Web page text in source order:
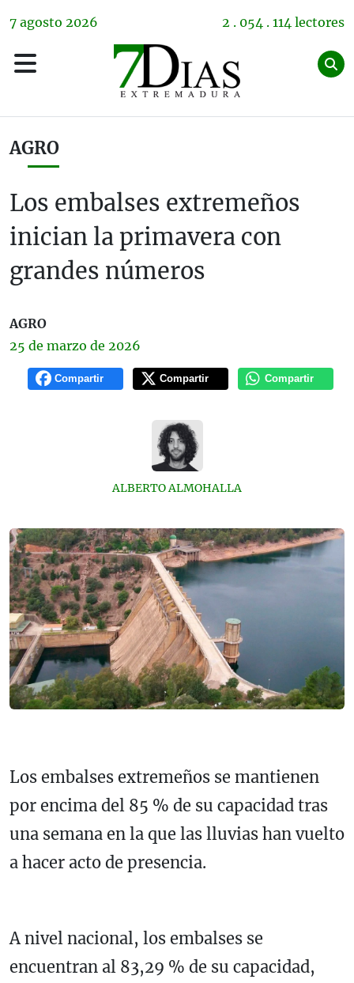
7 agosto 2026 2 . 054 . 114 lectores
AGRO
Los embalses extremeños
inician la primavera con
grandes números
AGRO
25 de marzo de 2026
Compartir Compartir Compartir
ALBERTO ALMOHALLA
Los embalses extremeños se mantienen
por encima del 85 % de su capacidad tras
una semana en la que las lluvias han vuelto
a hacer acto de presencia.
A nivel nacional, los embalses se
encuentran al 83,29 % de su capacidad,